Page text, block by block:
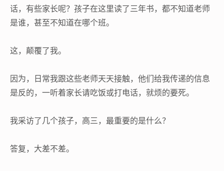
话，有些家长呢？孩子在这里读了三年书，都不知道老师
是谁，甚至不知道在哪个班。
这，颠覆了我。
因为，日常我跟这些老师天天接触，他们给我传递的信息
是反的，一听着家长请吃饭或打电话，就烦的要死。
我采访了几个孩子，高三，最重要的是什么？
答复，大差不差。